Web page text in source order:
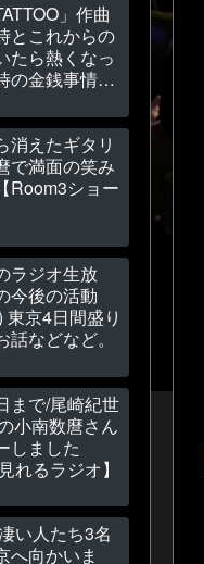
」作曲
とこれからの
たら熱くなっ
の金銭事情も
れるラジオ】
消えたギタリ
で満面の笑み
Room3ショー
ラジオ生放
今後の活動
東京4日間盛り
などなど。
まで/尾崎紀世
小南数麿さん
しました
れるラジオ】
い人たち3名
へ向かいま